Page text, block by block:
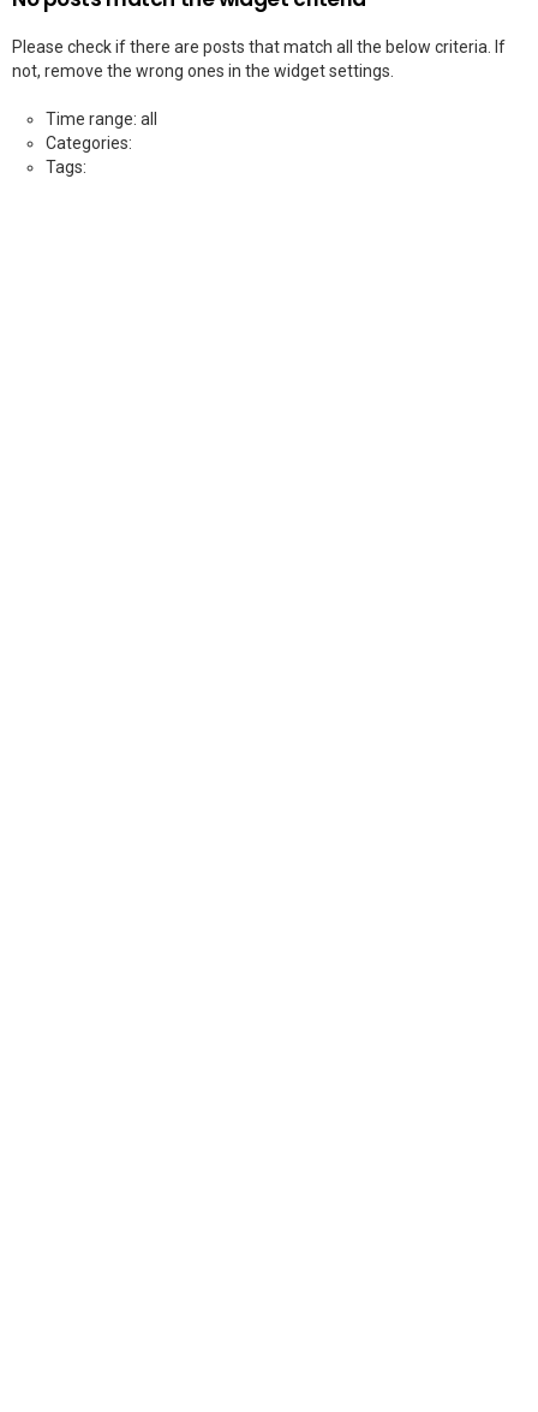
Please check if there are posts that match all the below criteria. If
not, remove the wrong ones in the widget settings.
Time range: all
Categories:
Tags: